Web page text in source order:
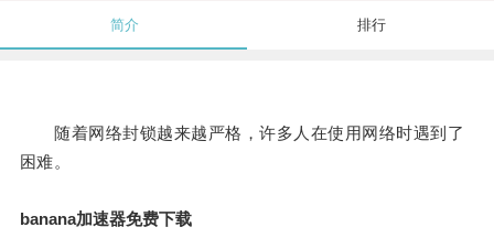
简介 排行
随着网络封锁越来越严格，许多人在使用网络时遇到了
困难。
banana加速器免费下载